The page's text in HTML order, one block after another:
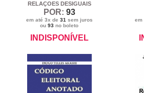
RELAÇOES DESIGUAIS
POR: 93
em até 3x de 31 sem juros
ou93 no boleto
INDISPONÍVEL
em